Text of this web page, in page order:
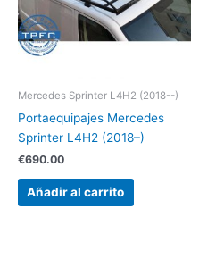
Mercedes Sprinter L4H2 (2018--)
Portaequipajes Mercedes
Sprinter L4H2 (2018–)
€690.00
Añadir al carrito